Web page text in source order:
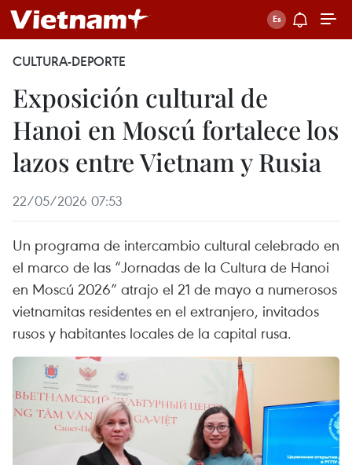
CULTURA-DEPORTE
Exposición cultural de
Hanoi en Moscú fortalece los
lazos entre Vietnam y Rusia
22/05/2026 07:53
Un programa de intercambio cultural celebrado en
el marco de las “Jornadas de la Cultura de Hanoi
en Moscú 2026” atrajo el 21 de mayo a numerosos
vietnamitas residentes en el extranjero, invitados
rusos y habitantes locales de la capital rusa.